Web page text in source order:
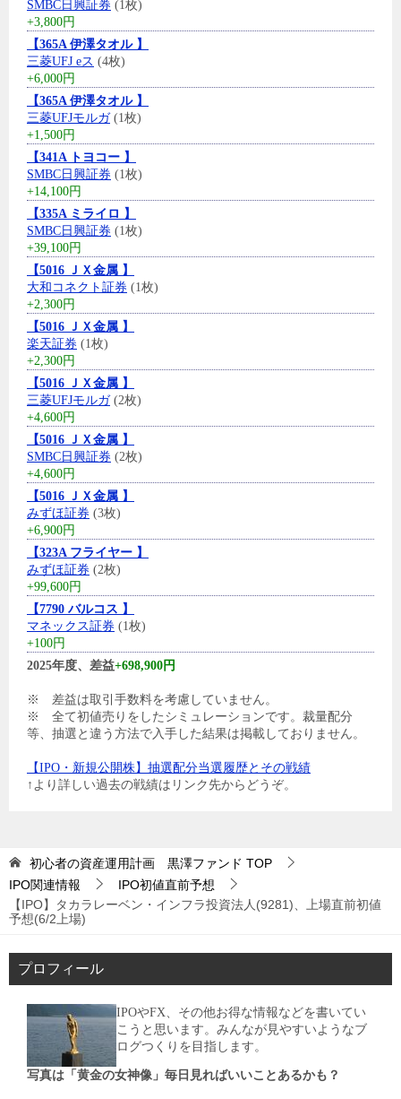
SMBC日興証券 (1枚)
+3,800円
【365A 伊澤タオル 】
三菱UFJ eス (4枚)
+6,000円
【365A 伊澤タオル 】
三菱UFJモルガ(1枚)
+1,500円
【341A トヨコー 】
SMBC日興証券 (1枚)
+14,100円
【335A ミライロ 】
SMBC日興証券 (1枚)
+39,100円
【5016 ＪＸ金属 】
大和コネクト証券 (1枚)
+2,300円
【5016 ＪＸ金属 】
楽天証券 (1枚)
+2,300円
【5016 ＪＸ金属 】
三菱UFJモルガ(2枚)
+4,600円
【5016 ＪＸ金属 】
SMBC日興証券 (2枚)
+4,600円
【5016 ＪＸ金属 】
みずほ証券 (3枚)
+6,900円
【323A フライヤー 】
みずほ証券 (2枚)
+99,600円
【7790 バルコス 】
マネックス証券 (1枚)
+100円
2025年度、差益+698,900円
※ 差益は取引手数料を考慮していません。
※ 全て初値売りをしたシミュレーションです。裁量配分
等、抽選と違う方法で入手した結果は掲載しておりません。
【IPO・新規公開株】抽選配分当選履歴とその戦績
↑より詳しい過去の戦績はリンク先からどうぞ。
初心者の資産運用計画 黒澤ファンド TOP
IPO関連情報
IPO初値直前予想
【IPO】タカラレーベン・インフラ投資法人(9281)、上場直前初値
予想(6/2上場)
プロフィール
IPOやFX、その他お得な情報などを書いてい
こうと思います。みんなが見やすいようなブ
ログつくりを目指します。
写真は「黄金の女神像」毎日見ればいいことあるかも？